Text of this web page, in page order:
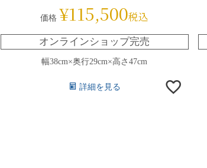
価格 ¥115,500税込
オンラインショップ完売
幅38cm×奥行29cm×高さ47cm
詳細を見る